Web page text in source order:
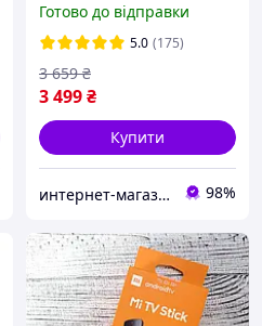
Готово до відправки
5.0 (175)
3 499₴
3 659 ₴
Купити
интернет-магазин "Техномаркет" 98%